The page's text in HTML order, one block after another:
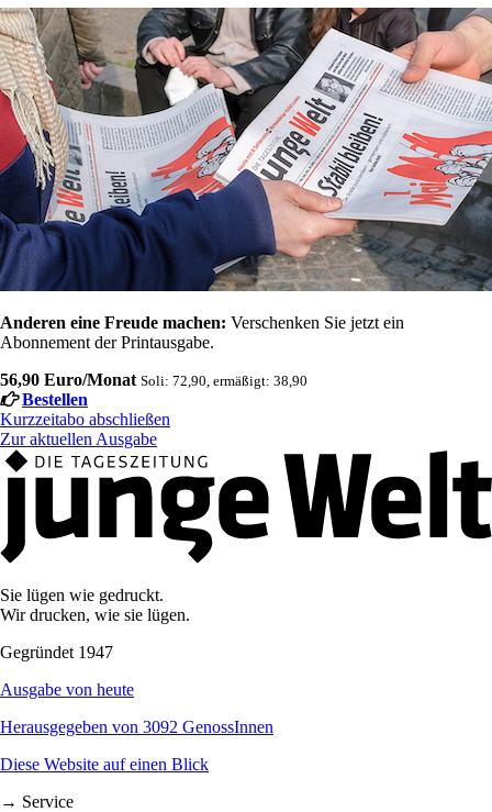
Anderen eine Freude machen: Verschenken Sie jetzt ein
Abonnement der Printausgabe.
56,90 Euro/Monat Soli: 72,90, ermäßigt: 38,90
Bestellen
Kurzzeitabo abschließen
Zur aktuellen Ausgabe
Sie lügen wie gedruckt.
Wir drucken, wie sie lügen.
Gegründet 1947
Ausgabe von heute
Herausgegeben von 3092 GenossInnen
Diese Website auf einen Blick
→ Service